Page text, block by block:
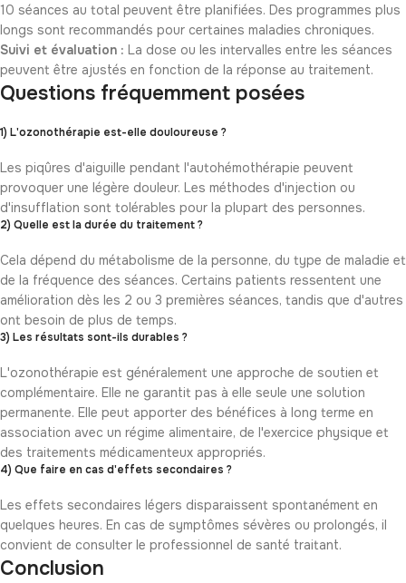
10 séances au total peuvent être planifiées. Des programmes plus
longs sont recommandés pour certaines maladies chroniques.
Suivi et évaluation : La dose ou les intervalles entre les séances
peuvent être ajustés en fonction de la réponse au traitement.
Questions fréquemment posées
1) L'ozonothérapie est-elle douloureuse ?
Les piqûres d'aiguille pendant l'autohémothérapie peuvent
provoquer une légère douleur. Les méthodes d'injection ou
d'insufflation sont tolérables pour la plupart des personnes.
2) Quelle est la durée du traitement ?
Cela dépend du métabolisme de la personne, du type de maladie et
de la fréquence des séances. Certains patients ressentent une
amélioration dès les 2 ou 3 premières séances, tandis que d'autres
ont besoin de plus de temps.
3) Les résultats sont-ils durables ?
L'ozonothérapie est généralement une approche de soutien et
complémentaire. Elle ne garantit pas à elle seule une solution
permanente. Elle peut apporter des bénéfices à long terme en
association avec un régime alimentaire, de l'exercice physique et
des traitements médicamenteux appropriés.
4) Que faire en cas d'effets secondaires ?
Les effets secondaires légers disparaissent spontanément en
quelques heures. En cas de symptômes sévères ou prolongés, il
convient de consulter le professionnel de santé traitant.
Conclusion